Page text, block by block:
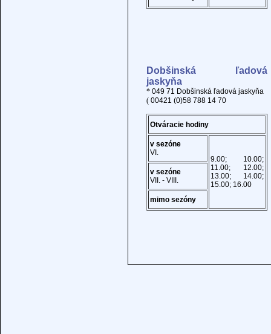
Dobšinská ľadová
jaskyňa
* 049 71 Dobšinská ľadová jaskyňa
( 00421 (0)58 788 14 70
Otváracie hodiny
v sezóne
VI.
9.00; 10.00;
11.00; 12.00;
13.00; 14.00;
15.00; 16.00
v sezóne
VII. - VIII.
mimo sezóny